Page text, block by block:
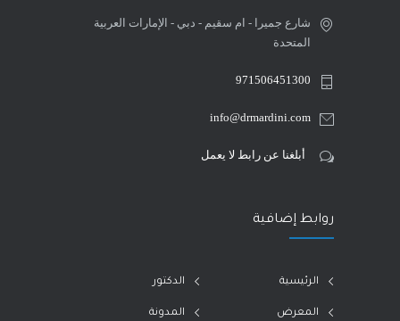
شارع جميرا - ام سقيم - دبي - الإمارات العربية
المتحدة
971506451300
info@drmardini.com
أبلغنا عن رابط لا يعمل
روابط إضافية
الرئيسية الدكتور
المعرض المدونة